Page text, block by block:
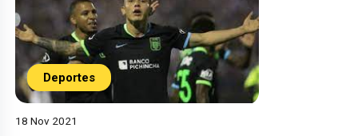
Deportes
18 Nov 2021